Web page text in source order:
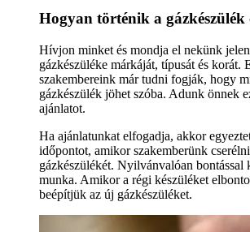
Hogyan történik a gázkészülék
Hívjon minket és mondja el nekünk
gázkészüléke márkáját, típusát és korát.
szakembereink már tudni fogják, hogy
gázkészülék jöhet szóba. Adunk önnek
ajánlatot.
Ha ajánlatunkat elfogadja, akkor
időpontot, amikor szakemberünk
gázkészülékét. Nyilvánvalóan bontással
munka. Amikor a régi készüléket
beépítjük az új gázkészüléket.